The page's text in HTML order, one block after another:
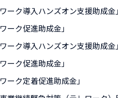
ーク導入ハンズオン支援助成金」
ーク促進助成金」
ーク導入ハンズオン支援助成金」
ーク促進助成金」
ーク定着促進助成金」